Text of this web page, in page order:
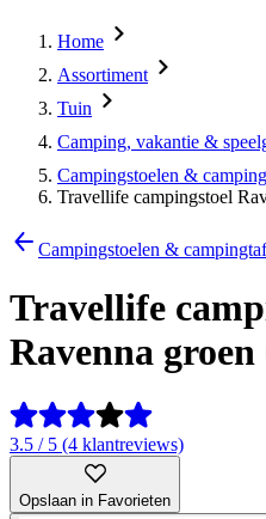
Home
Assortiment
Tuin
Camping, vakantie &
Campingstoelen &
Travellife campingstoel
Campingstoelen &
Travellife
Ravenna groen
3.5 / 5 (4 klantreviews)
Opslaan in Favorieten